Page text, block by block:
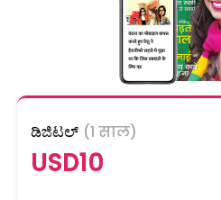
ಡಿಜಿಟಲ್ (1 साल)
USD10